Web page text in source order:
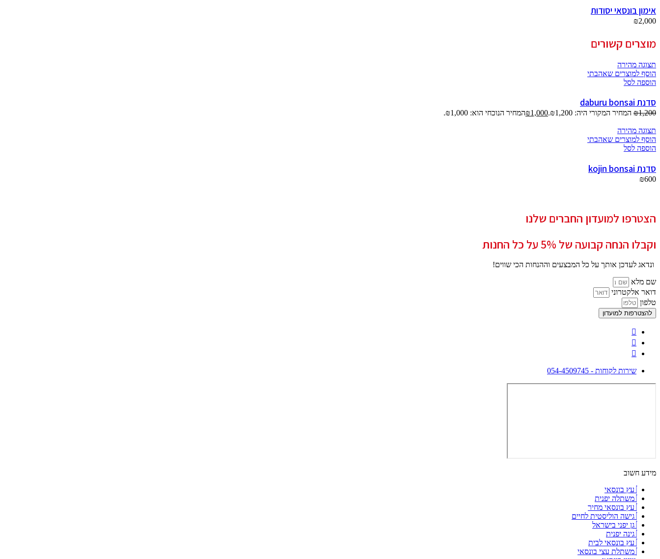
אימון בונסאי יסודות
₪2,000
מוצרים קשורים
תצוגה מהירה
הוסף למוצרים שאהבתי
הוספה לסל
סדנת daburu bonsai
₪1,200 המחיר המקורי היה: ₪1,200. ₪1,000 המחיר הנוכחי הוא: ₪1,000.
תצוגה מהירה
הוסף למוצרים שאהבתי
הוספה לסל
סדנת kojin bonsai
₪600
הצטרפו למועדון החברים שלנו
וקבלו הנחה קבועה של 5% על כל החנות
ונדאג לעדכן אותך על כל המבצעים וההנחות הכי שווים!
שם מלא
דואר אלקטרוני
טלפון
להצטרפות למועדון
שירות לקוחות - 054-4509745
מידע חשוב
עץ בונסאי
משתלה יפנית
עץ בונסאי מחיר
גישה הוליסטית לחיים
גן יפני בישראל
גינה יפנית
עץ בונסאי לבית
משתלת עצי בונסאי